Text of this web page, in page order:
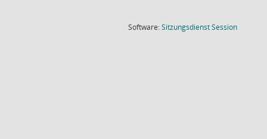
Software:SitzungsdienstSession(Wird in